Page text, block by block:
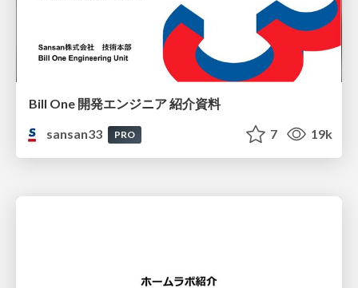
Bill One 開発エンジニア 紹介資料
sansan33
PRO 7 19k